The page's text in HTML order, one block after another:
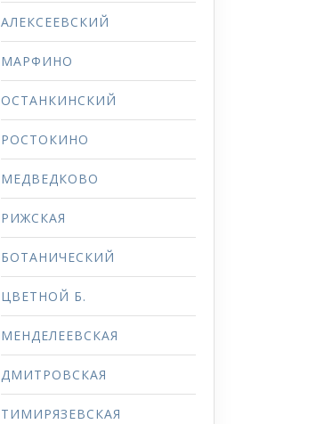
АЛЕКСЕЕВСКИЙ
МАРФИНО
ОСТАНКИНСКИЙ
РОСТОКИНО
МЕДВЕДКОВО
РИЖСКАЯ
БОТАНИЧЕСКИЙ
ЦВЕТНОЙ Б.
МЕНДЕЛЕЕВСКАЯ
ДМИТРОВСКАЯ
ТИМИРЯЗЕВСКАЯ